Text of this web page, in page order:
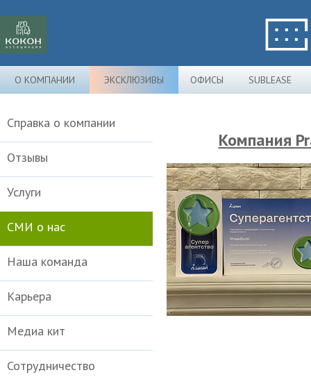
О КОМПАНИИ ЭКСКЛЮЗИВЫ ОФИСЫ SUBLEASE
Справка о компании
Отзывы
Услуги
СМИ о нас
Наша команда
Карьера
Медиа кит
Сотрудничество
Компания